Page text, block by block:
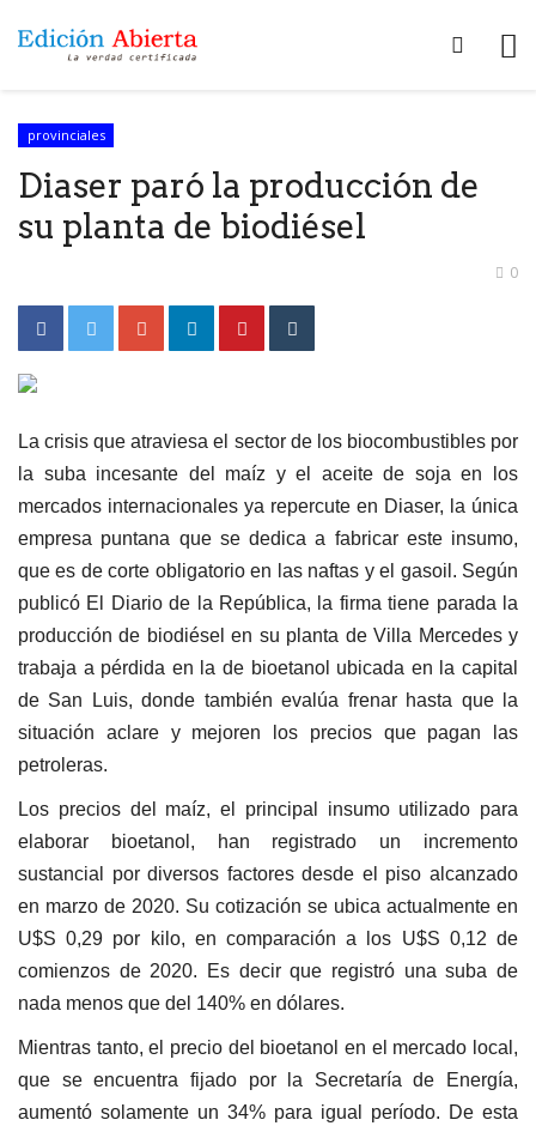
provinciales
Diaser paró la producción de
su planta de biodiésel
0
La crisis que atraviesa el sector de los biocombustibles por
la suba incesante del maíz y el aceite de soja en los
mercados internacionales ya repercute en Diaser, la única
empresa puntana que se dedica a fabricar este insumo,
que es de corte obligatorio en las naftas y el gasoil. Según
publicó El Diario de la República, la firma tiene parada la
producción de biodiésel en su planta de Villa Mercedes y
trabaja a pérdida en la de bioetanol ubicada en la capital
de San Luis, donde también evalúa frenar hasta que la
situación aclare y mejoren los precios que pagan las
petroleras.
Los precios del maíz, el principal insumo utilizado para
elaborar bioetanol, han registrado un incremento
sustancial por diversos factores desde el piso alcanzado
en marzo de 2020. Su cotización se ubica actualmente en
U$S 0,29 por kilo, en comparación a los U$S 0,12 de
comienzos de 2020. Es decir que registró una suba de
nada menos que del 140% en dólares.
Mientras tanto, el precio del bioetanol en el mercado local,
que se encuentra fijado por la Secretaría de Energía,
aumentó solamente un 34% para igual período. De esta